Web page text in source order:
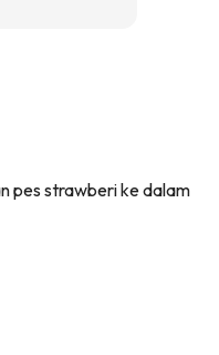
pes strawberi ke dalam